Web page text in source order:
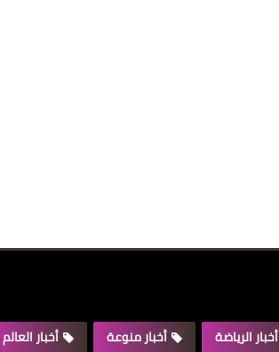
أخبار الرياضة أخبار منوعة أخبار العالم